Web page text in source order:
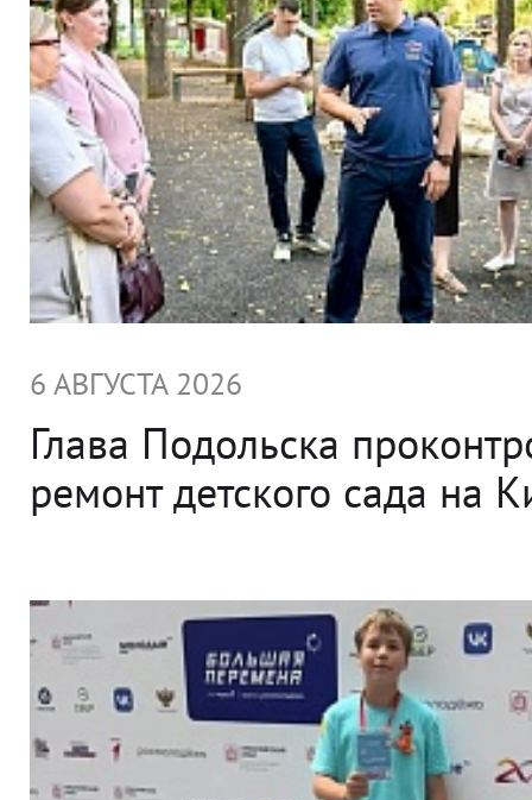
6 АВГУСТА 2026
Глава Подольска
ремонт детского сада на